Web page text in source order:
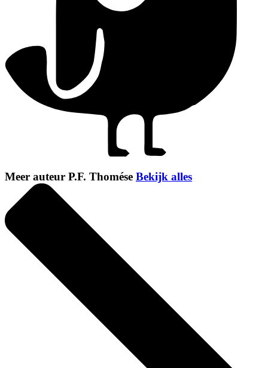
Meer auteur P.F. Thomése Bekijk alles